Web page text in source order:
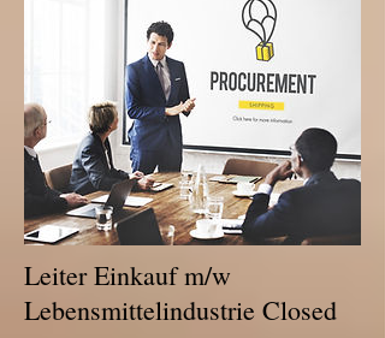
Leiter Einkauf m/w
Lebensmittelindustrie Closed